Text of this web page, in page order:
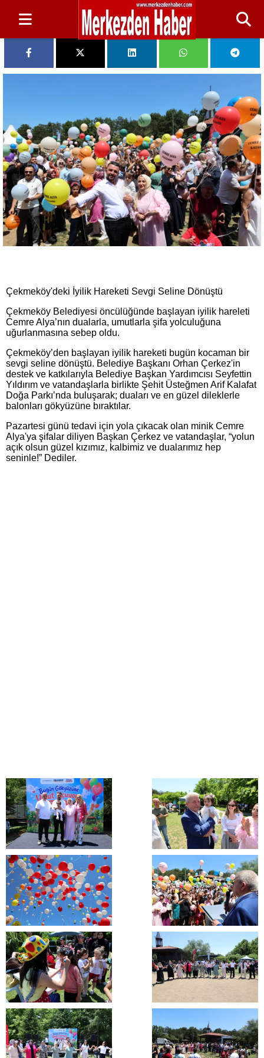
Çekmeköy'deki İyilik Hareketi Sevgi Seline Dönüştü
Çekmeköy Belediyesi öncülüğünde başlayan iyilik hareleti
Cemre Alya’nın dualarla, umutlarla şifa yolculuğuna
uğurlanmasına sebep oldu.
Çekmeköy’den başlayan iyilik hareketi bugün kocaman bir
sevgi seline dönüştü. Belediye Başkanı Orhan Çerkez'in
destek ve katkılarıyla Belediye Başkan Yardımcısı Seyfettin
Yıldırım ve vatandaşlarla birlikte Şehit Üsteğmen Arif Kalafat
Doğa Parkı’nda buluşarak; duaları ve en güzel dileklerle
balonları gökyüzüne bıraktılar.
Pazartesi günü tedavi için yola çıkacak olan minik Cemre
Alya'ya şifalar diliyen Başkan Çerkez ve vatandaşlar, “yolun
açık olsun güzel kızımız, kalbimiz ve dualarımız hep
seninle!” Dediler.